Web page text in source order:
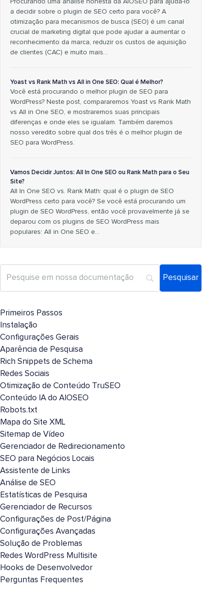
Procurando uma análise honesta da AIOSEO para ajudá-lo
a decidir sobre o plugin de SEO certo para você? A
otimização para mecanismos de busca (SEO) é um canal
crucial de marketing digital que pode ajudar a aumentar o
reconhecimento da marca, reduzir os custos de aquisição
de clientes (CAC) e muito mais…
Yoast vs Rank Math vs All in One SEO: Qual é Melhor?
Você está procurando o melhor plugin de SEO para
WordPress? Neste post, compararemos Yoast vs Rank Math
vs All in One SEO, e mostraremos suas principais
diferenças e onde eles se igualam. Também daremos
nosso veredito sobre qual dos três é o melhor plugin de
SEO para WordPress.
Vamos Decidir Juntos: All In One SEO ou Rank Math para o Seu
Site?
All In One SEO vs. Rank Math: qual é o plugin de SEO
WordPress certo para você? Se você está procurando um
plugin de SEO WordPress, então você provavelmente já se
deparou com os plugins de SEO WordPress mais
populares: All in One SEO e…
Primeiros Passos
Instalação
Configurações Gerais
Aparência de Pesquisa
Rich Snippets de Schema
Redes Sociais
Otimização de Conteúdo TruSEO
Conteúdo IA do AIOSEO
Robots.txt
Mapa do Site XML
Sitemap de Vídeo
Gerenciador de Redirecionamento
SEO para Negócios Locais
Assistente de Links
Análise de SEO
Estatísticas de Pesquisa
Gerenciador de Recursos
Configurações de Post/Página
Configurações Avançadas
Solução de Problemas
Redes WordPress Multisite
Hooks de Desenvolvedor
Perguntas Frequentes